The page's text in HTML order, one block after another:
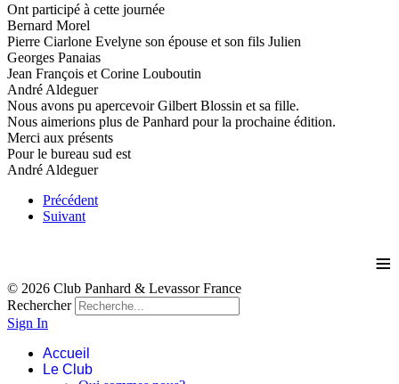
Ont participé à cette journée
Bernard Morel
Pierre Ciarlone Evelyne son épouse et son fils Julien
Georges Panaias
Jean François et Corine Louboutin
André Aldeguer
Nous avons pu apercevoir Gilbert Blossin et sa fille.
Nous aimerions plus de Panhard pour la prochaine édition.
Merci aux présents
Pour le bureau sud est
André Aldeguer
Précédent
Suivant
≡
© 2026 Club Panhard & Levassor France
Rechercher
Sign In
Accueil
Le Club